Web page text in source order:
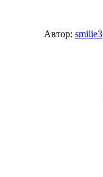
Автор: smilie3